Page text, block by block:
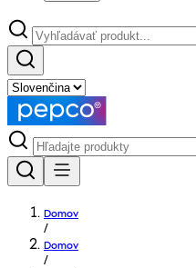
Domov
/
Domov
/